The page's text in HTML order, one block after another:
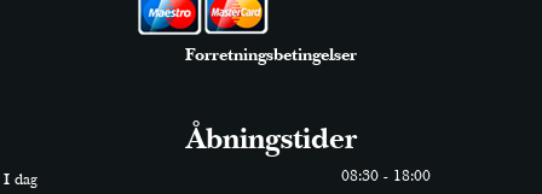
Forretningsbetingelser
Åbningstider
I dag 08:30 - 18:00